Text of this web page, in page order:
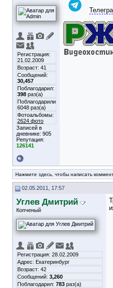
Регистрация:
21.02.2009
Возраст: 41
Сообщений:
30,457
Поблагодарил:
398 раз(а)
Поблагодарили
6048 раз(а)
Фотоальбомы:
2624 фото
Записей в
дневнике: 905
Репутация:
126141
Нажмите здесь, чтобы написать
02.05.2011, 17:57
Углев Дмитрий
Копченый
Регистрация: 28.02.2009
Адрес: Екатеринбург
Возраст: 42
Сообщений: 3,260
Поблагодарил: 783 раз(а)